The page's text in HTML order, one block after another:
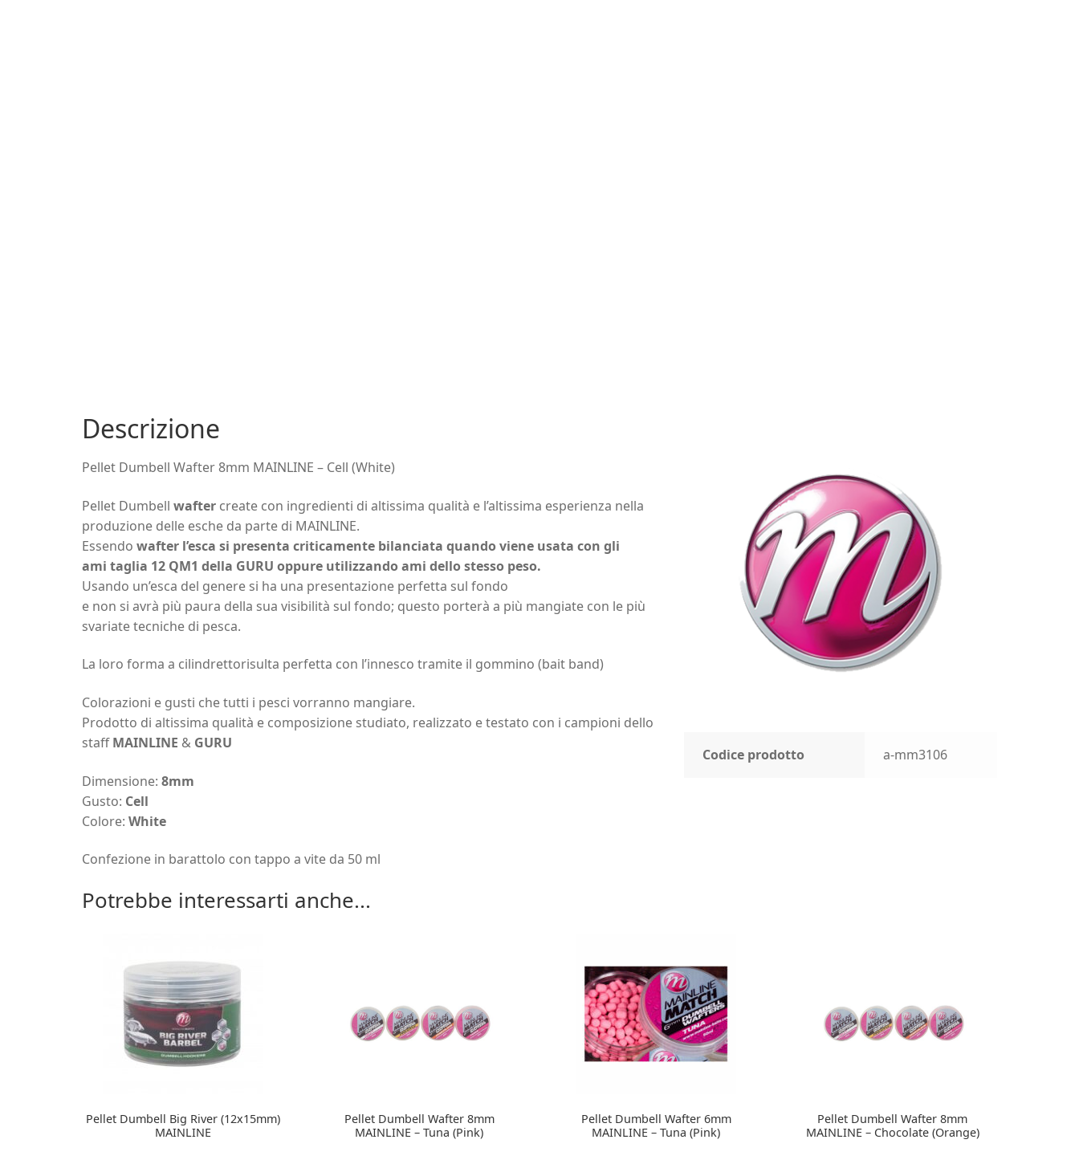
Descrizione
Pellet Dumbell Wafter 8mm MAINLINE – Cell (White)
Pellet Dumbell wafter create con ingredienti di altissima qualità e l’altissima esperienza nella
produzione delle esche da parte di MAINLINE.
Essendo wafter l’esca si presenta criticamente bilanciata quando viene usata con gli
ami taglia 12 QM1 della GURU oppure utilizzando ami dello stesso peso.
Usando un’esca del genere si ha una presentazione perfetta sul fondo
e non si avrà più paura della sua visibilità sul fondo; questo porterà a più mangiate con le più
svariate tecniche di pesca.
La loro forma a cilindrettorisulta perfetta con l’innesco tramite il gommino (bait band)
Colorazioni e gusti che tutti i pesci vorranno mangiare.
Prodotto di altissima qualità e composizione studiato, realizzato e testato con i campioni dello
staffMAINLINE & GURU
Dimensione: 8mm
Gusto: Cell
Colore: White
Confezione in barattolo con tappo a vite da 50 ml
Codice prodotto a-mm3106
Potrebbe interessarti anche...
Pellet Dumbell Big River (12x15mm)
MAINLINE
Pellet Dumbell Wafter 8mm
MAINLINE – Tuna (Pink)
Pellet Dumbell Wafter 6mm
MAINLINE – Tuna (Pink)
Pellet Dumbell Wafter 8mm
MAINLINE – Chocolate (Orange)